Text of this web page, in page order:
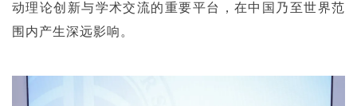
动理论创新与学术交流的重要平台，在中国乃至世界范
围内产生深远影响。